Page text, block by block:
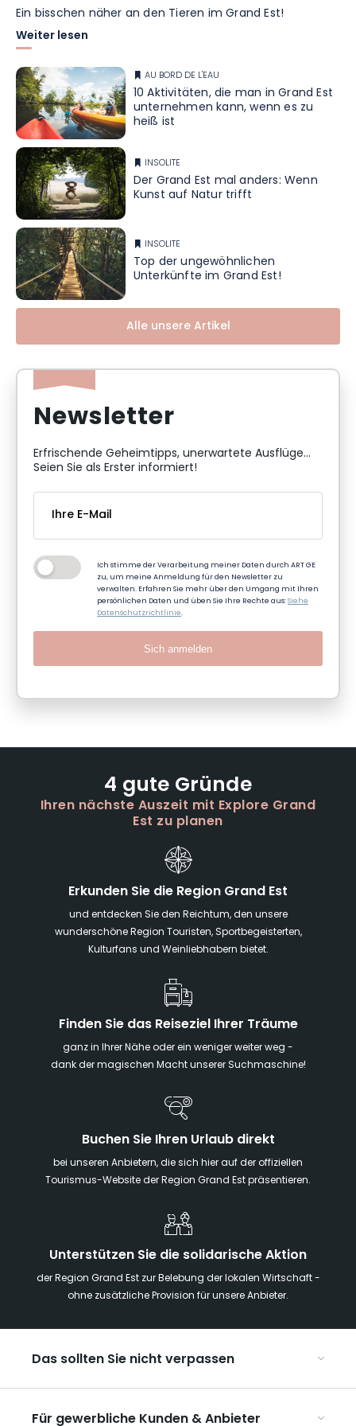
Ein bisschen näher an den Tieren im Grand Est!
Weiter lesen
AU BORD DE L'EAU
10 Aktivitäten, die man in Grand Est
unternehmen kann, wenn es zu
heiß ist
INSOLITE
Der Grand Est mal anders: Wenn
Kunst auf Natur trifft
INSOLITE
Top der ungewöhnlichen
Unterkünfte im Grand Est!
Alle unsere Artikel
Newsletter
Erfrischende Geheimtipps, unerwartete Ausflüge...
Seien Sie als Erster informiert!
Ich stimme der Verarbeitung meiner Daten durch ART GE
zu, um meine Anmeldung für den Newsletter zu
verwalten. Erfahren Sie mehr über den Umgang mit Ihren
persönlichen Daten und üben Sie Ihre Rechte aus:Siehe
Datenschutzrichtlinie.
Sich anmelden
4 gute Gründe
Ihren nächste Auszeit mit Explore Grand
Est zu planen
Erkunden Sie die Region Grand Est
und entdecken Sie den Reichtum, den unsere
wunderschöne Region Touristen, Sportbegeisterten,
Kulturfans und Weinliebhabern bietet.
Finden Sie das Reiseziel Ihrer Träume
ganz in Ihrer Nähe oder ein weniger weiter weg -
dank der magischen Macht unserer Suchmaschine!
Buchen Sie Ihren Urlaub direkt
bei unseren Anbietern, die sich hier auf der offiziellen
Tourismus-Website der Region Grand Est präsentieren.
Unterstützen Sie die solidarische Aktion
der Region Grand Est zur Belebung der lokalen Wirtschaft -
ohne zusätzliche Provision für unsere Anbieter.
Das sollten Sie nicht verpassen
Für gewerbliche Kunden & Anbieter